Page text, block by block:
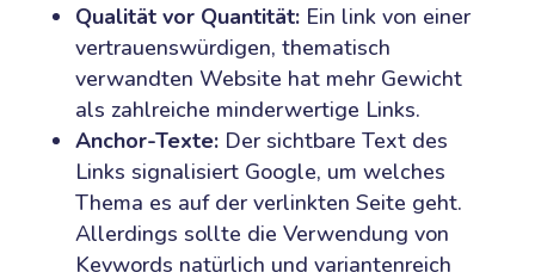
Qualität vor Quantität:Ein link von einer
vertrauenswürdigen, thematisch
verwandten Website hat mehr Gewicht
als zahlreiche minderwertige Links.
Anchor-Texte:Der sichtbare Text des
Links signalisiert Google, um welches
Thema es auf der verlinkten Seite geht.
Allerdings sollte die Verwendung von
Keywords natürlich und variantenreich